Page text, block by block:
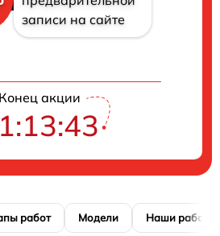
записи на сайте
Конец акции
работ Модели Наши работы